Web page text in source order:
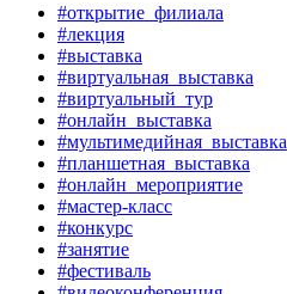
#открытие_филиала
#лекция
#выставка
#виртуальная_выставка
#виртуальный_тур
#онлайн_выставка
#мультимедийная_выставка
#планшетная_выставка
#онлайн_мероприятие
#мастер-класс
#конкурс
#занятие
#фестиваль